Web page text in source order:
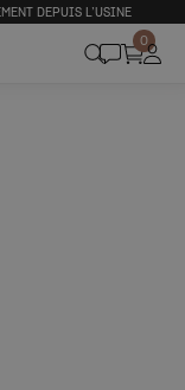
DEPUIS L’USINE
0